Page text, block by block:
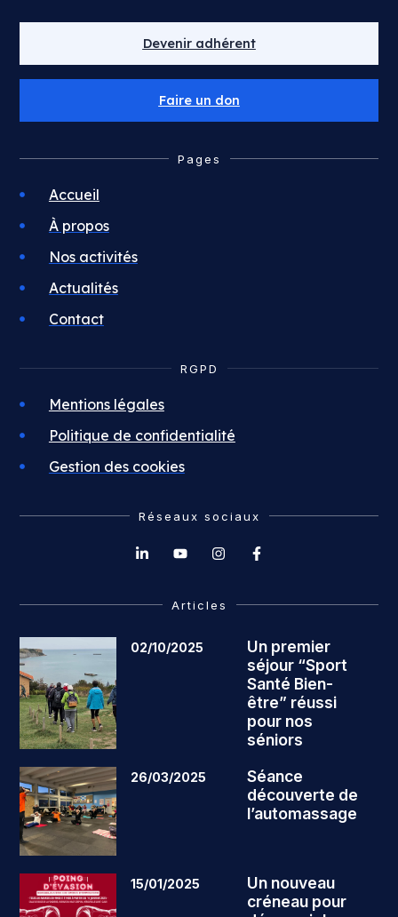
Devenir adhérent
Faire un don
Pages
Accueil
À propos
Nos activités
Actualités
Contact
RGPD
Mentions légales
Politique de confidentialité
Gestion des cookies
Réseaux sociaux
Articles
02/10/2025
Un premier
séjour “Sport
Santé Bien-
être” réussi
pour nos
séniors
26/03/2025
Séance
découverte de
l’automassage
15/01/2025
Un nouveau
créneau pour